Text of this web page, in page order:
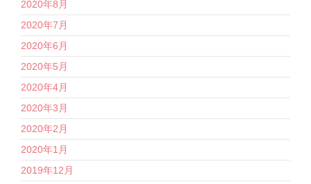
2020年8月
2020年7月
2020年6月
2020年5月
2020年4月
2020年3月
2020年2月
2020年1月
2019年12月